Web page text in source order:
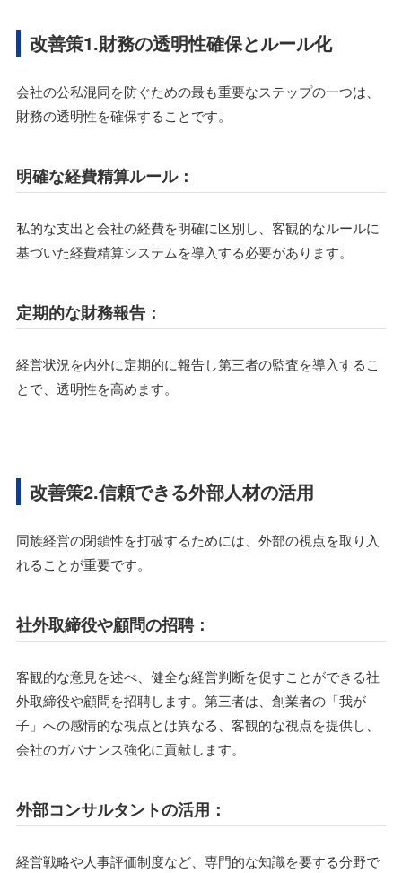
改善策1.財務の透明性確保とルール化
会社の公私混同を防ぐための最も重要なステップの一つは、
財務の透明性を確保することです。
明確な経費精算ルール：
私的な支出と会社の経費を明確に区別し、客観的なルールに
基づいた経費精算システムを導入する必要があります。
定期的な財務報告：
経営状況を内外に定期的に報告し第三者の監査を導入するこ
とで、透明性を高めます。
改善策2.信頼できる外部人材の活用
同族経営の閉鎖性を打破するためには、外部の視点を取り入
れることが重要です。
社外取締役や顧問の招聘：
客観的な意見を述べ、健全な経営判断を促すことができる社
外取締役や顧問を招聘します。第三者は、創業者の「我が
子」への感情的な視点とは異なる、客観的な視点を提供し、
会社のガバナンス強化に貢献します。
外部コンサルタントの活用：
経営戦略や人事評価制度など、専門的な知識を要する分野で